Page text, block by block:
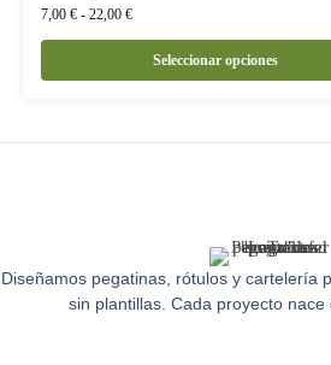
7,00 € - 22,00 €
Seleccionar opciones
Diseñamos pegatinas, rótulos y cartelería
sin plantillas. Cada proyecto nace